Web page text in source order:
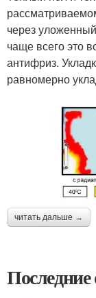
через
чаще всего это
антифриз.
равномерно
читать дальше →
Последние